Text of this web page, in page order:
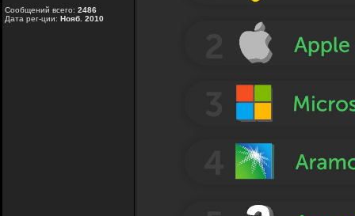
Сообщений всего: 2486
Дата рег-ции: Нояб. 2010